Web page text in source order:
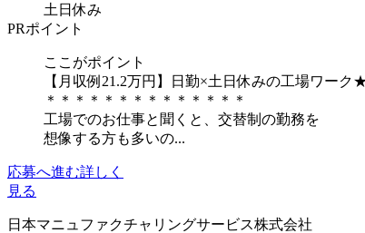
土日休み
PRポイント
ここがポイント
【月収例21.2万円】日勤×土日休みの工場ワー
＊＊＊＊＊＊＊＊＊＊＊＊＊＊
工場でのお仕事と聞くと、交替制の勤務を
想像する方も多いの...
応募へ進む詳しく
見る
日本マニュファクチャリングサービス株式会社